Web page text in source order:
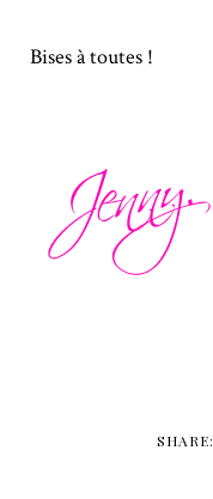
Bises à toutes !
SHARE: